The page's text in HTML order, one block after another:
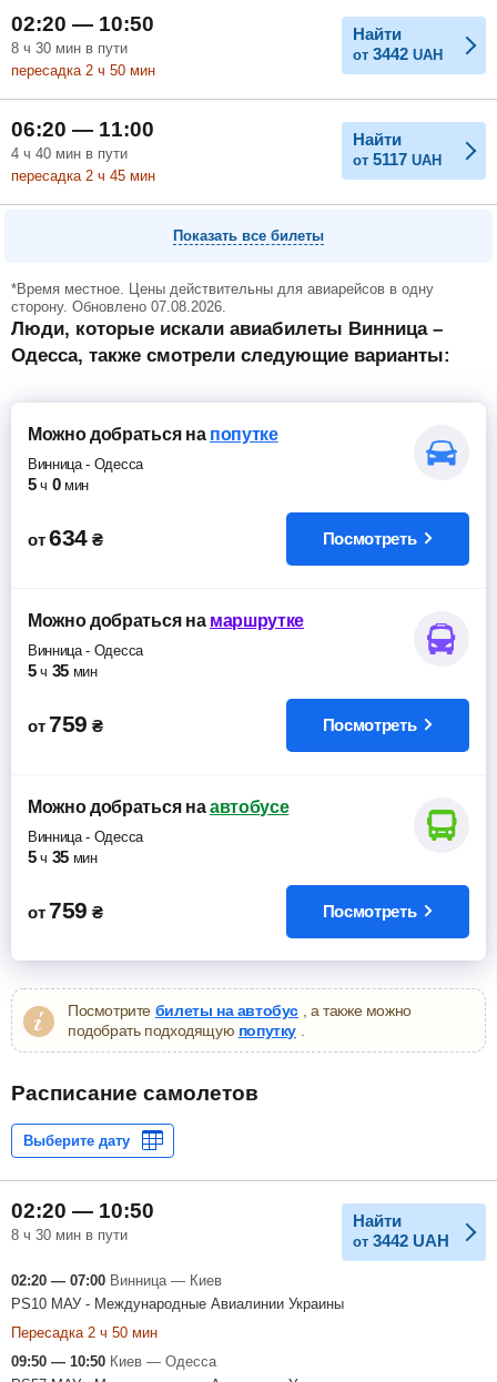
02:20 — 10:50
8 ч 30 мин в пути
пересадка 2 ч 50 мин
Найти
от 3442 UAH
06:20 — 11:00
4 ч 40 мин в пути
пересадка 2 ч 45 мин
Найти
от 5117 UAH
Показать все билеты
*Время местное. Цены действительны для авиарейсов в одну
сторону. Обновлено 07.08.2026.
Люди, которые искали авиабилеты Винница –
Одесса, также смотрели следующие варианты:
Можно добратьсяна попутке
Винница- Одесса
5 ч 0 мин
от 634 ₴ Посмотреть
Можно добратьсяна маршрутке
Винница- Одесса
5 ч 35 мин
от 759 ₴ Посмотреть
Можно добратьсяна автобусе
Винница- Одесса
5 ч 35 мин
от 759 ₴ Посмотреть
Посмотрите билеты на автобус , а также можно
подобрать подходящую попутку
Расписание самолетов
02:20 — 10:50
8 ч 30 мин в пути
Найти
от 3442 UAH
02:20 — 07:00 Винница — Киев
PS10 МАУ - Международные Авиалинии Украины
Пересадка 2 ч 50 мин
09:50 — 10:50 Киев — Одесса